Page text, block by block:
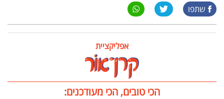
שתפו
אפליקציית
הכי טובים, הכי מעודכנים: